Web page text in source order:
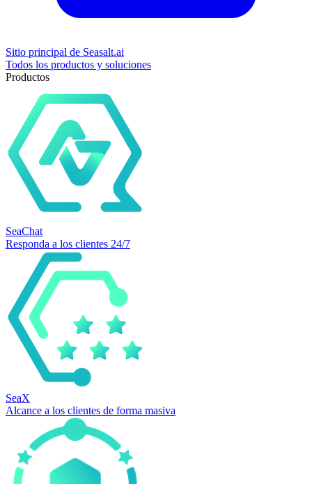
Sitio principal de Seasalt.ai
Todos los productos y soluciones
Productos
SeaChat
Responda a los clientes 24/7
SeaX
Alcance a los clientes de forma masiva